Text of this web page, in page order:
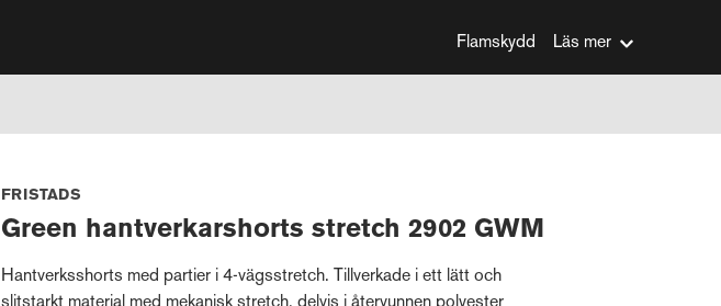
Flamskydd Läs mer
FRISTADS
Green hantverkarshorts stretch 2902 GWM
Hantverksshorts med partier i 4-vägsstretch. Tillverkade i ett lätt och